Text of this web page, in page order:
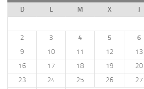
D
L M X J
2
3 4 5 6
9
10 11 12 13
16
17 18 19 20
23
24 25 26 27